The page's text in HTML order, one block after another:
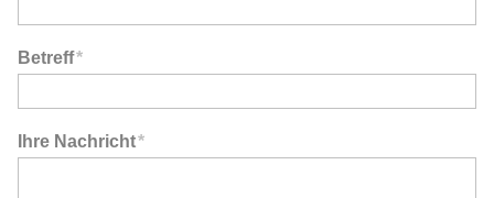
Betreff*
Ihre Nachricht*